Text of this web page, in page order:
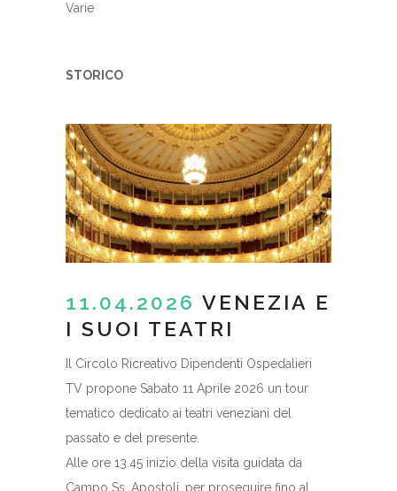
Varie
STORICO
11.04.2026 VENEZIA E
I SUOI TEATRI
Il Circolo Ricreativo Dipendenti Ospedalieri
TV propone Sabato 11 Aprile 2026 un tour
tematico dedicato ai teatri veneziani del
passato e del presente.
Alle ore 13.45 inizio della visita guidata da
Campo Ss. Apostoli, per proseguire fino al